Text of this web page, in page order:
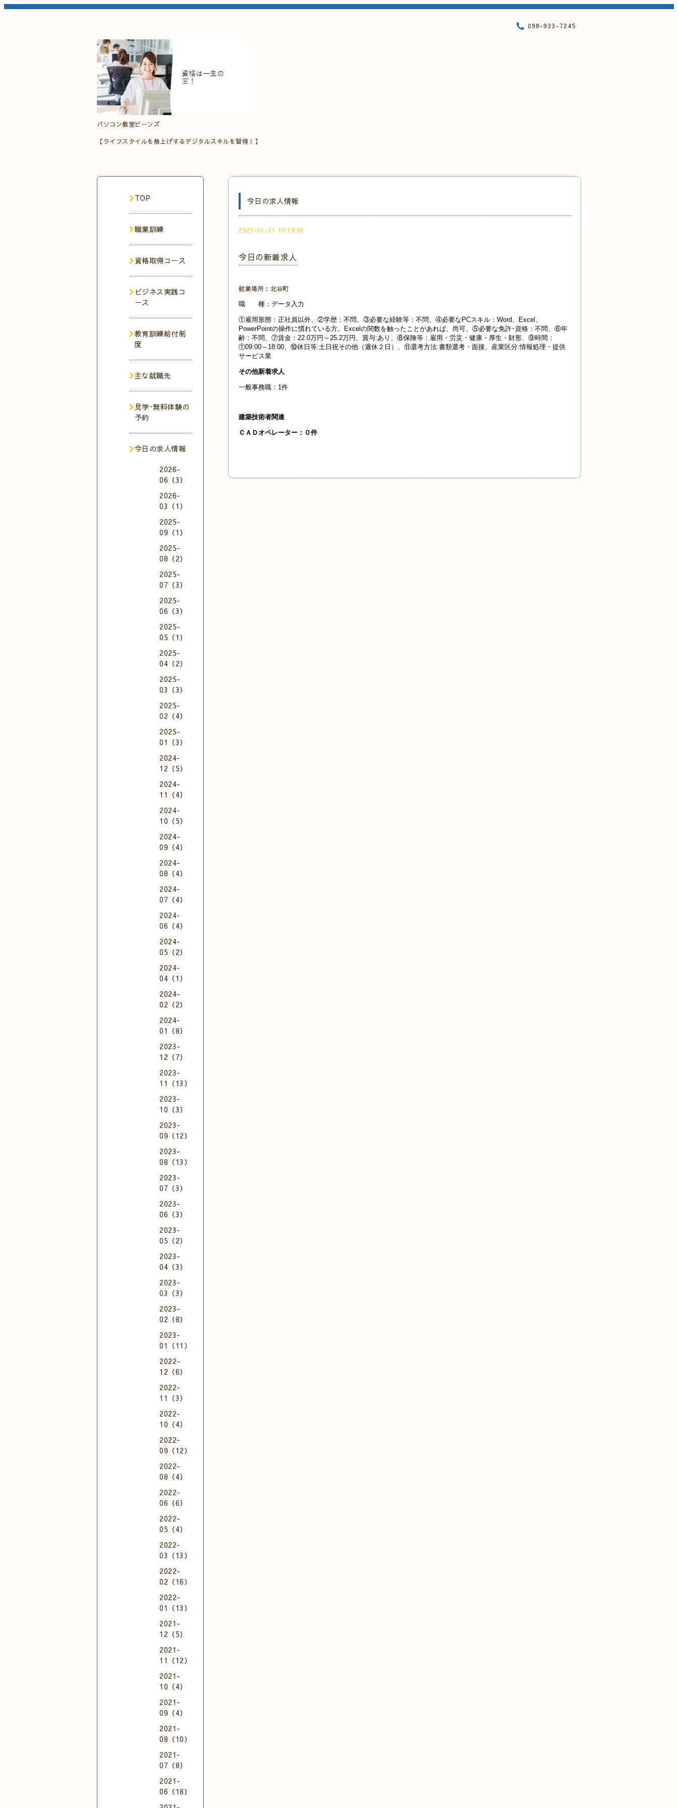
パソコン教室ビーンズ
【ライフスタイルを格上げするデジタルスキルを習得！】
098-933-7245
今日の求人情報
2021-01-21 10:19:00
今日の新着求人
就業場所：北谷町
職 種：データ入力
①雇用形態：正社員以外、②学歴：不問、③必要な経験等：不問、④必要なPCスキル：Word、Excel、
PowerPointの操作に慣れている方。Excelの関数を触ったことがあれば、尚可、⑤必要な免許･資格：不問、⑥年
齢：不問、⑦賃金：22.0万円～25.2万円、賞与:あり、⑧保険等：雇用・労災・健康・厚生・財形、⑨時間：
①09:00～18:00、⑩休日等:土日祝その他（週休２日）、⑪選考方法:書類選考・面接、産業区分:情報処理・提供
サービス業
その他新着求人
一般事務職：1件
建築技術者関連
Ｃ ＡＤオペレーター：０件
TOP
職業訓練
資格取得コース
ビジネス実践コ
ース
教育訓練給付制
度
主な就職先
見学･無料体験の
予約
今日の求人情報
2026-
06（3）
2026-
03（1）
2025-
09（1）
2025-
08（2）
2025-
07（3）
2025-
06（3）
2025-
05（1）
2025-
04（2）
2025-
03（3）
2025-
02（4）
2025-
01（3）
2024-
12（5）
2024-
11（4）
2024-
10（5）
2024-
09（4）
2024-
08（4）
2024-
07（4）
2024-
06（4）
2024-
05（2）
2024-
04（1）
2024-
02（2）
2024-
01（8）
2023-
12（7）
2023-
11（13）
2023-
10（3）
2023-
09（12）
2023-
08（13）
2023-
07（3）
2023-
06（3）
2023-
05（2）
2023-
04（3）
2023-
03（3）
2023-
02（8）
2023-
01（11）
2022-
12（6）
2022-
11（3）
2022-
10（4）
2022-
09（12）
2022-
08（4）
2022-
06（6）
2022-
05（4）
2022-
03（13）
2022-
02（16）
2022-
01（13）
2021-
12（5）
2021-
11（12）
2021-
10（4）
2021-
09（4）
2021-
08（10）
2021-
07（8）
2021-
06（18）